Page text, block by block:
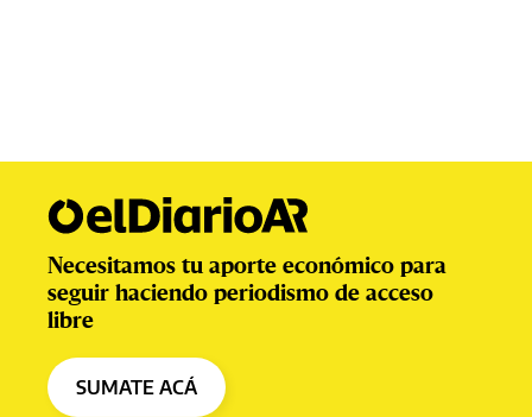
Necesitamos tu aporte económico para
seguir haciendo periodismo de acceso
libre
SUMATE ACÁ